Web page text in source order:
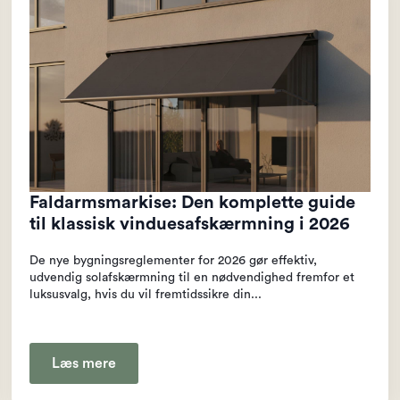
Faldarmsmarkise: Den komplette guide
til klassisk vinduesafskærmning i 2026
De nye bygningsreglementer for 2026 gør effektiv,
udvendig solafskærmning til en nødvendighed fremfor et
luksusvalg, hvis du vil fremtidssikre din...
Læs mere